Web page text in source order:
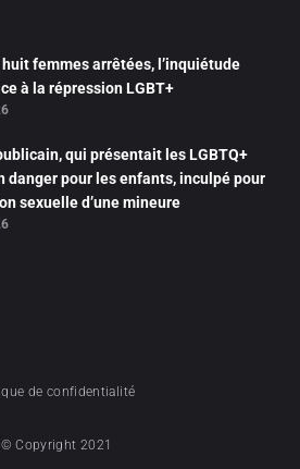
femmes arrêtées, l’inquiétude
à la répression LGBT+
qui présentait les LGBTQ+
danger pour les enfants, inculpé pour
sexuelle d’une mineure
de confidentialité
© Copyright 2021